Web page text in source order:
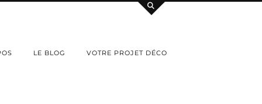
LE BLOG VOTRE PROJET DÉCO